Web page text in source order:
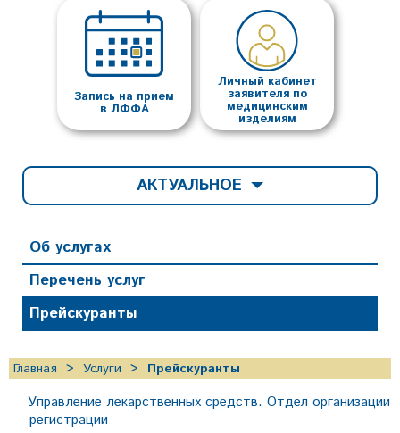
Запись на прием
в ЛФФА
Личный кабинет
заявителя по
медицинским
изделиям
Об услугах
Перечень услуг
Прейскуранты
АКТУАЛЬНОЕ
Главная Услуги Прейскуранты
Управление лекарственных средств. Отдел организации
регистрации